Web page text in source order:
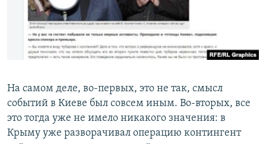
На самом деле, во-первых, это не так, смысл
событий в Киеве был совсем иным. Во-вторых, все
это тогда уже не имело никакого значения: в
Крыму уже разворачивал операцию контингент